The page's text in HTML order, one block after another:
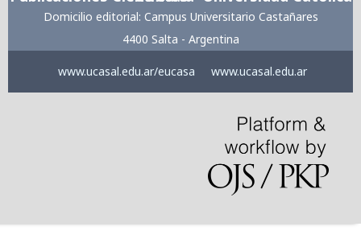
Domicilio editorial: Campus Universitario Castañares
4400 Salta - Argentina
www.ucasal.edu.ar/eucasa www.ucasal.edu.ar